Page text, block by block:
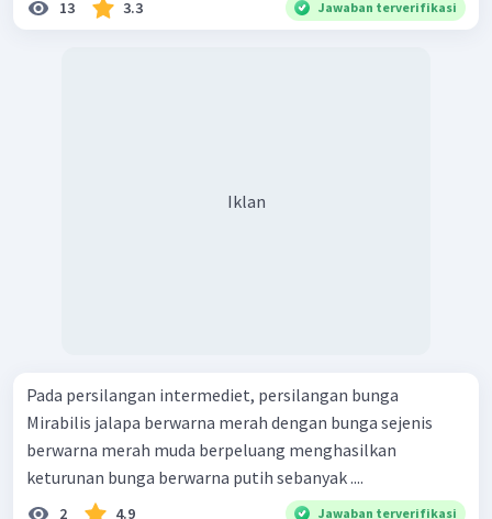
13 3.3 Jawaban terverifikasi
Iklan
Pada persilangan intermediet, persilangan bunga
Mirabilis jalapa berwarna merah dengan bunga sejenis
berwarna merah muda berpeluang menghasilkan
keturunan bunga berwarna putih sebanyak ....
2 4.9 Jawaban terverifikasi